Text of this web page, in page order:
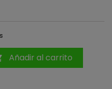
Añadir al carrito